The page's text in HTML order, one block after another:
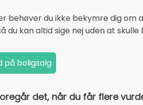
behøver du ikke bekymre dig
du kan altid sige nej uden at skulle
det, når du får flere